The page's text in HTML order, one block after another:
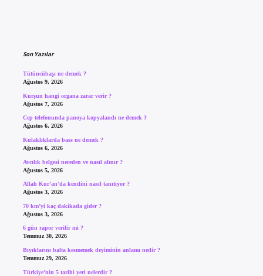
Son Yazılar
Tütüncübaşı ne demek ?
Ağustos 9, 2026
Kurşun hangi organa zarar verir ?
Ağustos 7, 2026
Cep telefonunda panoya kopyalandı ne demek ?
Ağustos 6, 2026
Kulaklıklarda bass ne demek ?
Ağustos 6, 2026
Avcılık belgesi nereden ve nasıl alınır ?
Ağustos 5, 2026
Allah Kur’an’da kendini nasıl tanıtıyor ?
Ağustos 3, 2026
70 km’yi kaç dakikada gider ?
Ağustos 3, 2026
6 gün rapor verilir mi ?
Temmuz 30, 2026
Bıyıklarını balta kesmemek deyiminin anlamı nedir ?
Temmuz 29, 2026
Türkiye’nin 5 tarihi yeri nelerdir ?